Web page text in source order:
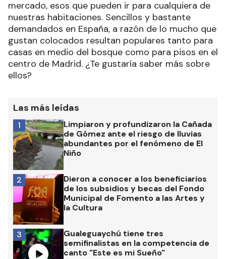
mercado, esos que pueden ir para cualquiera de
nuestras habitaciones. Sencillos y bastante
demandados en España, a razón de lo mucho que
gustan colocados resultan populares tanto para
casas en medio del bosque como para pisos en el
centro de Madrid. ¿Te gustaría saber más sobre
ellos?
Las más leídas
Limpiaron y profundizaron la Cañada
de Gómez ante el riesgo de lluvias
abundantes por el fenómeno de El
Niño
1
Dieron a conocer a los beneficiarios
de los subsidios y becas del Fondo
Municipal de Fomento a las Artes y
la Cultura
2
Gualeguaychú tiene tres
semifinalistas en la competencia de
canto "Este es mi Sueño"
3